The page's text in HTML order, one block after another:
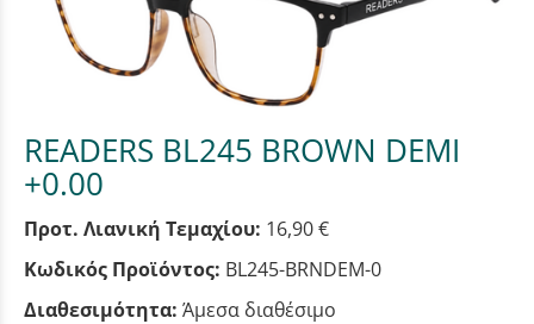
READERS BL245 BROWN DEMI
+0.00
Προτ. Λιανική Τεμαχίου: 16,90 €
Κωδικός Προϊόντος: BL245-BRNDEM-0
Διαθεσιμότητα: Άμεσα διαθέσιμο